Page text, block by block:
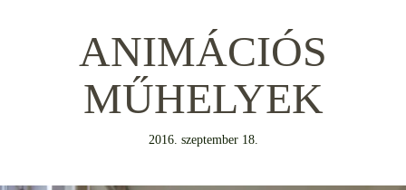
ANIMÁCIÓS
MŰHELYEK
2016. szeptember 18.